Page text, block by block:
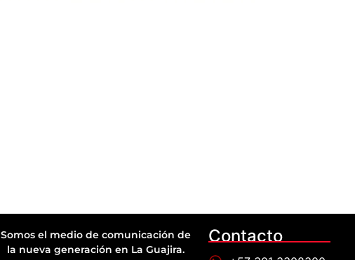
Somos el medio de comunicación de
la nueva generación en La Guajira.
Contacto